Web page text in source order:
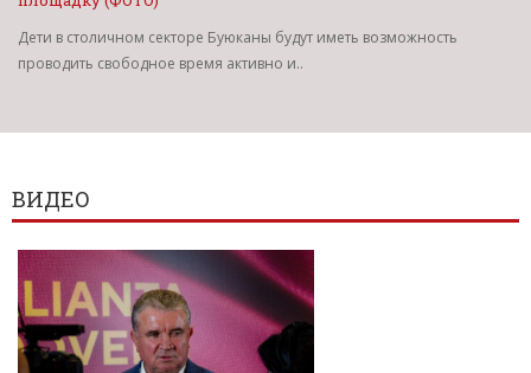
Дети в столичном секторе Буюканы будут иметь возможность
проводить свободное время активно и..
ВИДЕО